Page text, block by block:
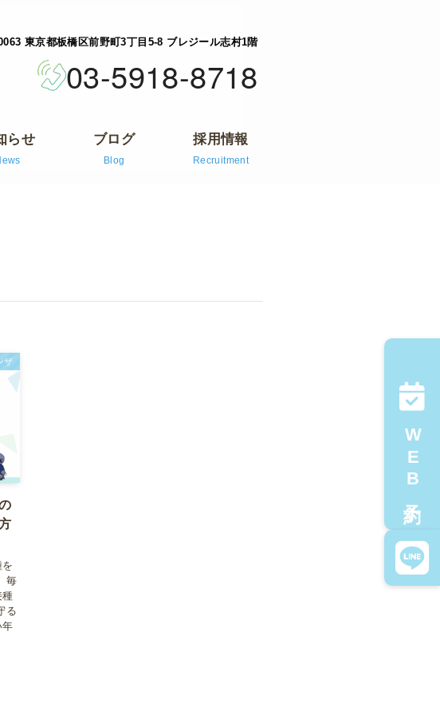
東京都板橋区前野町3丁目5-8 ブレジール志村1階
03-5918-8718
らせ ブログ
Blog
採用情報
Recruitment
ザ
毎
種
る
年
WEB予約